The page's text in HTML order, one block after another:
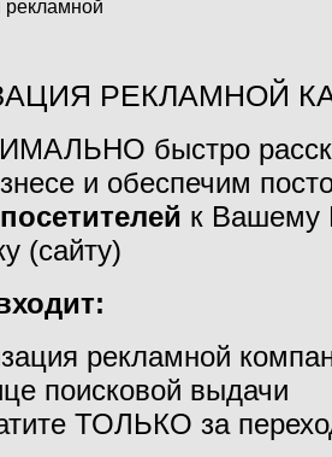
РЕКЛАМНОЙ
быстро
и обеспечим
к Вашему
(сайту)
рекламной
поисковой выдачи
ТОЛЬКО за